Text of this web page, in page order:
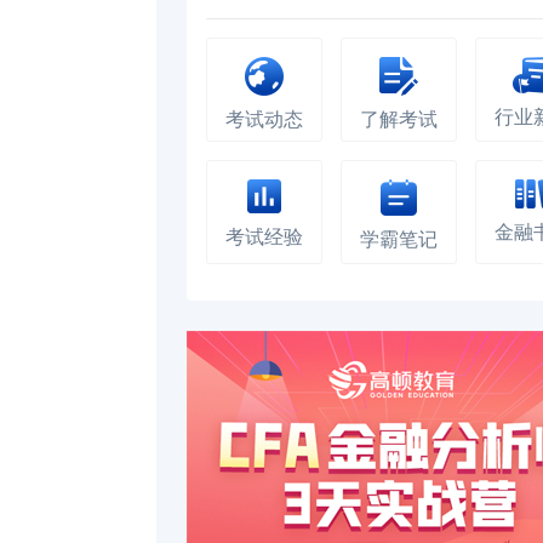
考试动态 了解考试 行业
考试经验 学霸笔记 金融